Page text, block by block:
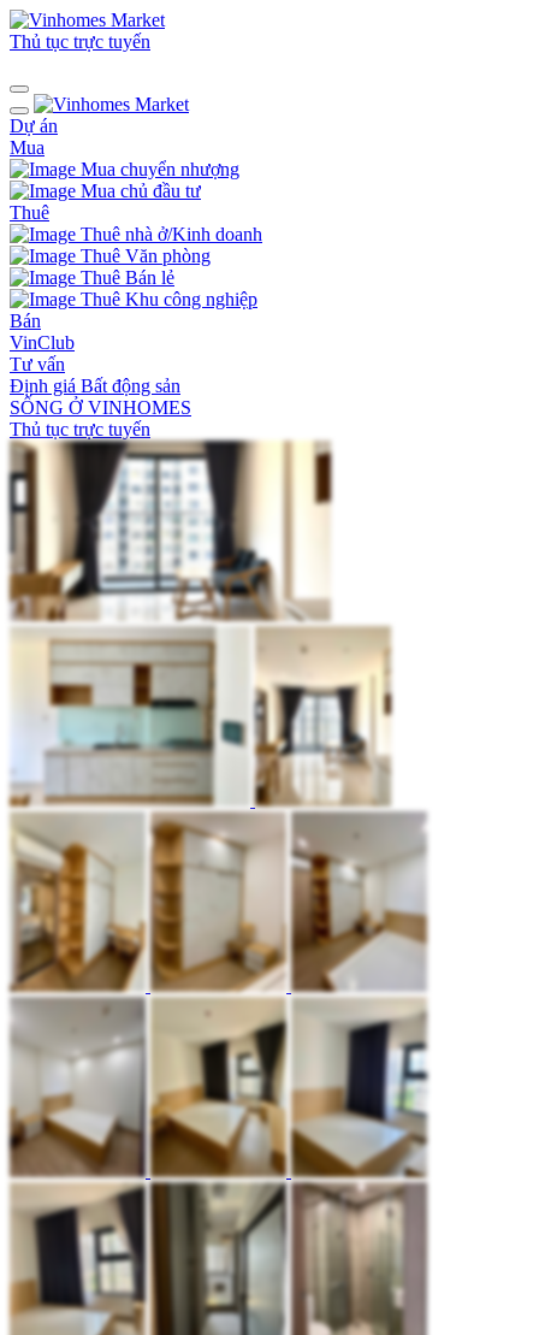
Thủ tục trực tuyến
Dự án
Mua
Mua chuyển nhượng
Mua chủ đầu tư
Thuê
Thuê nhà ở/Kinh doanh
Thuê Văn phòng
Thuê Bán lẻ
Thuê Khu công nghiệp
Bán
VinClub
Tư vấn
Định giá Bất động sản
SỐNG Ở VINHOMES
Thủ tục trực tuyến